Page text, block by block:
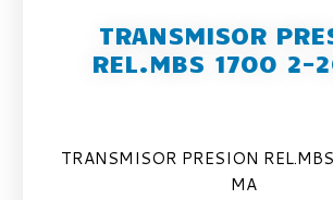
TRANSMISOR
REL.MBS 1700 2-
TRANSMISOR PRESION
MA